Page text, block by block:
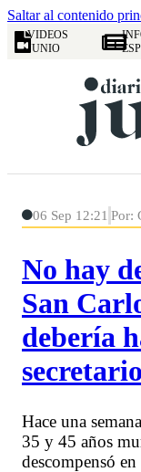
Saltar al contenido
VIDEOS
JUNIO
06 Sep 12:21 Por:
No hay
San
debería
Hace una
35 y 45 años
descompensó